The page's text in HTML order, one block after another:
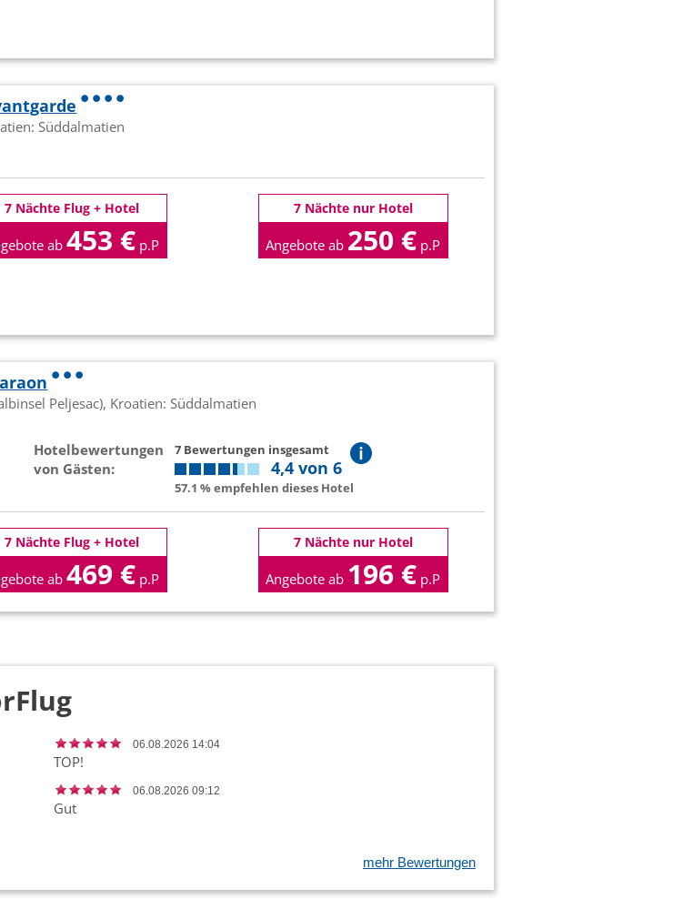
Süddalmatien
7 Nächte Flug + Hotel
ab453 € p.P
7 Nächte nur Hotel
Angebote ab 250 € p.P
Peljesac), Kroatien: Süddalmatien
Hotelbewertungen
von Gästen:
7 Bewertungen insgesamt
4,4 von 6
57.1 % empfehlen dieses Hotel
7 Nächte Flug + Hotel
ab469 € p.P
7 Nächte nur Hotel
Angebote ab 196 € p.P
06.08.2026 14:04
TOP!
06.08.2026 09:12
Gut
mehr Bewertungen